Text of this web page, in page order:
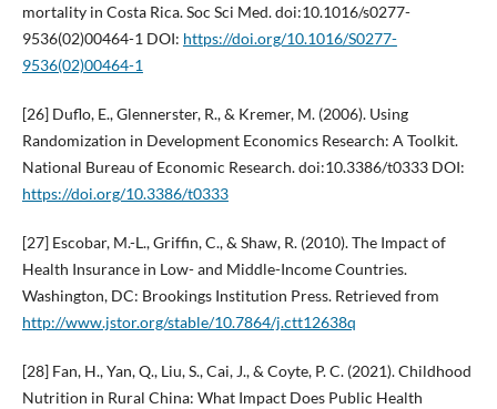
mortality in Costa Rica. Soc Sci Med. doi:10.1016/s0277-
9536(02)00464-1 DOI: https://doi.org/10.1016/S0277-
9536(02)00464-1
[26] Duflo, E., Glennerster, R., & Kremer, M. (2006). Using
Randomization in Development Economics Research: A Toolkit.
National Bureau of Economic Research. doi:10.3386/t0333 DOI:
https://doi.org/10.3386/t0333
[27] Escobar, M.-L., Griffin, C., & Shaw, R. (2010). The Impact of
Health Insurance in Low- and Middle-Income Countries.
Washington, DC: Brookings Institution Press. Retrieved from
http://www.jstor.org/stable/10.7864/j.ctt12638q
[28] Fan, H., Yan, Q., Liu, S., Cai, J., & Coyte, P. C. (2021). Childhood
Nutrition in Rural China: What Impact Does Public Health